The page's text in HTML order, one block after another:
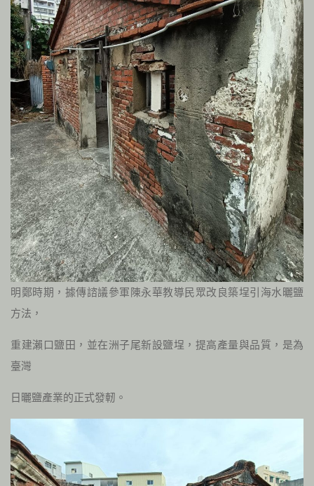
明鄭時期，據傳諮議參軍陳永華教導民眾改良築埕引海水曬鹽
方法，
重建瀨口鹽田，並在洲子尾新設鹽埕，提高產量與品質，是為
臺灣
日曬鹽產業的正式發軔。